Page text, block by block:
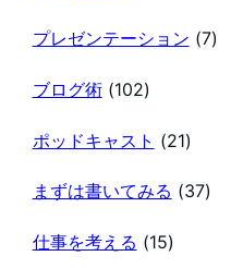
プレゼンテーション (7)
ブログ術(102)
ポッドキャスト (21)
まずは書いてみる (37)
仕事を考える (15)